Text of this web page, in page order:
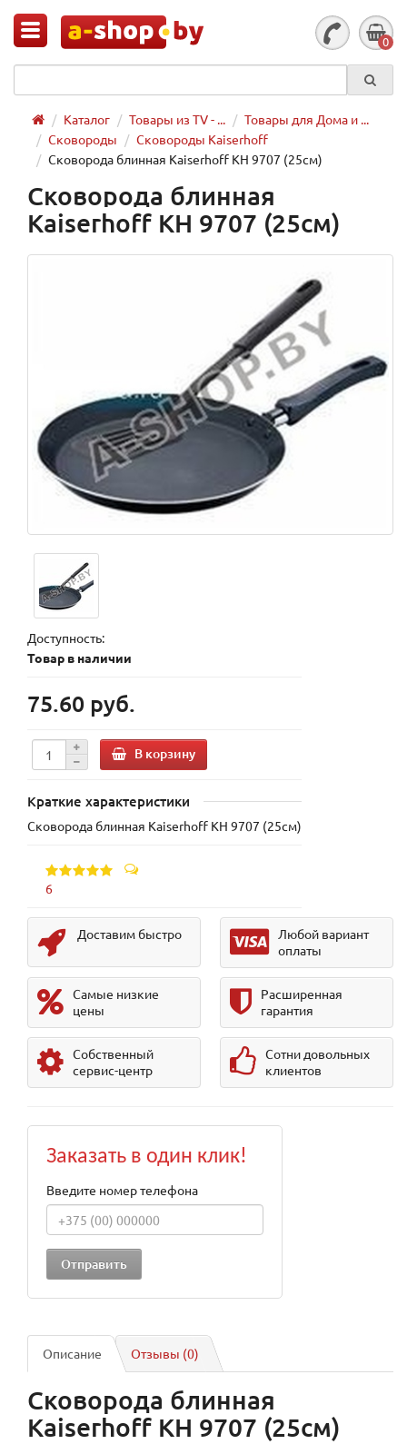
0
Каталог Товары из TV - ...
Товары для Дома и ...
Сковороды
Сковороды Kaiserhoff
Сковорода блинная Kaiserhoff KH 9707 (25см)
Сковорода блинная
Kaiserhoff KH 9707 (25см)
Доступность:
Товар в наличии
75.60 руб.
В корзину
Краткие характеристики
Сковорода блинная Kaiserhoff KH 9707 (25см)
6
Доставим быстро
Любой вариант
оплаты
Самые низкие
цены
Расширенная
гарантия
Собственный
сервис-центр
Сотни довольных
клиентов
Заказать в один клик!
Введите номер телефона
Описание Отзывы (0)
Сковорода блинная
Kaiserhoff KH 9707 (25см)